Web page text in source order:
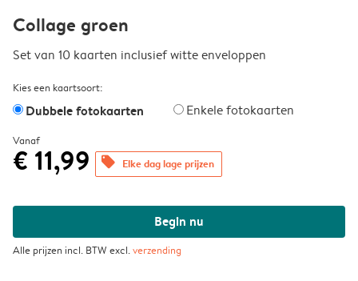
Collage groen
Set van 10 kaarten inclusief witte enveloppen
Kies een kaartsoort:
Dubbele fotokaarten Enkele fotokaarten
Vanaf
€ 11,99 offers Elke dag lage prijzen
Begin nu
Alle prijzen incl. BTW excl.verzending